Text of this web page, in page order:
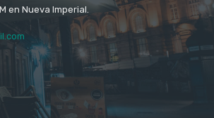
en Nueva Imperial.